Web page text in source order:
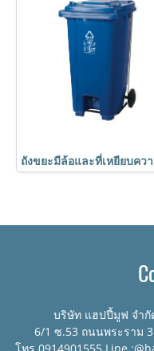
บริษัท แฮปปี้มูฟ จำกั
6/1 ซ.53 ถนนพระราม
โทร.0914901555 Line